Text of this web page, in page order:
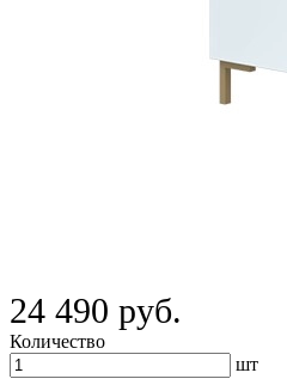
24 490 руб.
Количество
шт